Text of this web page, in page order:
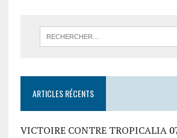
ARTICLES RÉCENTS
VICTOIRE CONTRE TROPICALIA